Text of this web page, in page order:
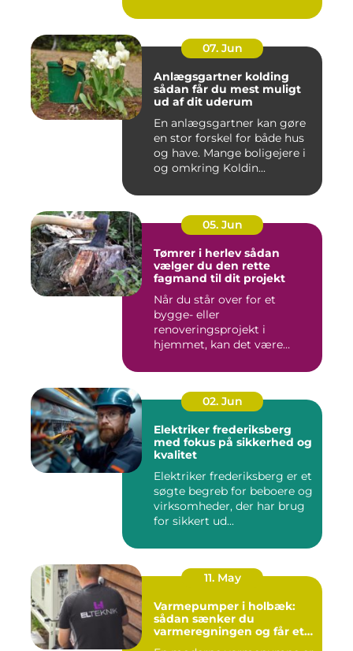
07. Jun
Anlægsgartner kolding
sådan får du mest muligt
ud af dit uderum
En anlægsgartner kan gøre
en stor forskel for både hus
og have. Mange boligejere i
og omkring Koldin...
05. Jun
Tømrer i herlev sådan
vælger du den rette
fagmand til dit projekt
Når du står over for et
bygge- eller
renoveringsprojekt i
hjemmet, kan det være
02. Jun
Elektriker frederiksberg
med fokus på sikkerhed og
kvalitet
Elektriker frederiksberg er et
søgte begreb for beboere og
virksomheder, der har brug
for sikkert ud...
11. May
Varmepumper i holbæk:
sådan sænker du
varmeregningen og får et